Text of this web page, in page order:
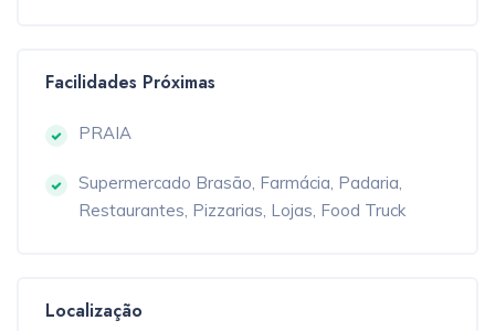
Facilidades Próximas
PRAIA
Supermercado Brasão, Farmácia, Padaria,
Restaurantes, Pizzarias, Lojas, Food Truck
Localização